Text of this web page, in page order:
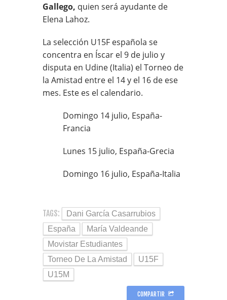
Gallego, quien será ayudante de
Elena Lahoz.
La selección U15F española se
concentra en Íscar el 9 de julio y
disputa en Udine (Italia) el Torneo de
la Amistad entre el 14 y el 16 de ese
mes. Este es el calendario.
Domingo 14 julio, España-
Francia
Lunes 15 julio, España-Grecia
Domingo 16 julio, España-Italia
TAGS:
Dani García Casarrubios
España
María Valdeande
Movistar Estudiantes
Torneo De La Amistad
U15F
U15M
COMPARTIR